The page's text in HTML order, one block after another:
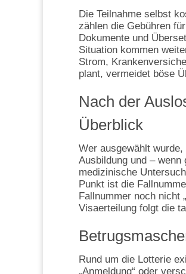
Die Teilnahme selbst
zählen die Gebühren
Dokumente und
Situation kommen
Strom,
plant, vermeidet böse
Nach der
Überblick
Wer ausgewählt
Ausbildung und –
medizinische
Punkt ist die
Fallnummer noch nicht
Visaerteilung folgt die
Rund um die Lotterie
„Anmeldung“ oder